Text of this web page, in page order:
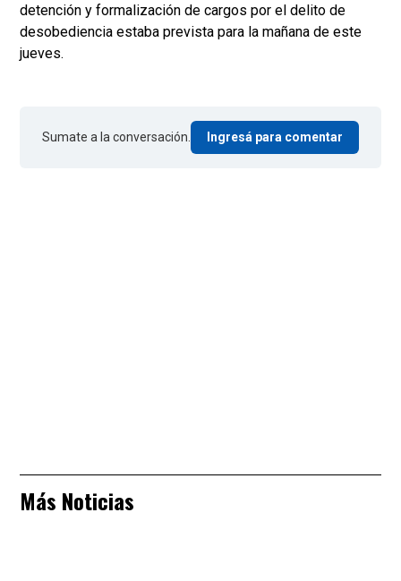
detención y formalización de cargos por el delito de
desobediencia estaba prevista para la mañana de este
jueves.
Sumate a la conversación. Ingresá para comentar
Más Noticias